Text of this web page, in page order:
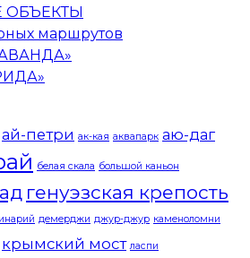
маршрутов
ай-петри ак-кая аквапарк аю-даг
белая скала большой каньон
генуэзская крепость
демерджи джур-джур каменоломни
крымский мост ласпи